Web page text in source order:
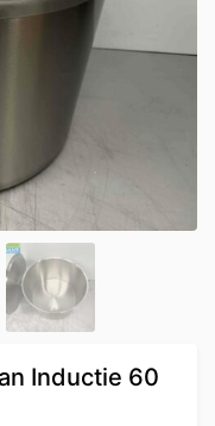
Inductie 60